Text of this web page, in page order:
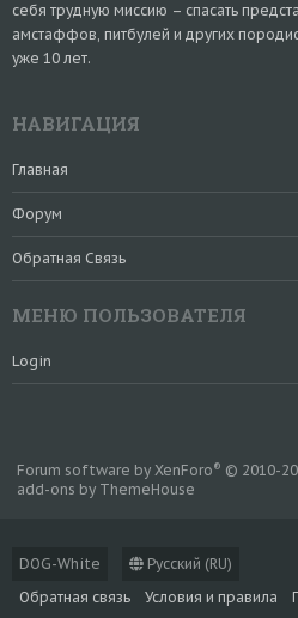
себя трудную миссию – спасать
амстаффов, питбулей и других
уже 10 лет.
НАВИГАЦИЯ
Главная
Форум
Обратная Связь
МЕНЮ ПОЛЬЗОВАТЕЛЯ
Login
DOG-White
Русский (RU)
Обратная связь
Условия и правила
Forum software by XenForo® © 2010-
add-ons by ThemeHouse